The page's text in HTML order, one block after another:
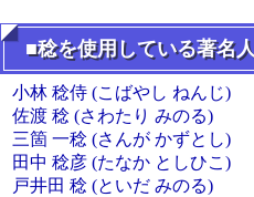
■稔を使用している著名人
小林 稔侍 (こばやし ねんじ)
佐渡 稔 (さわたり みのる)
三箇 一稔 (さんが かずとし)
田中 稔彦 (たなか としひこ)
戸井田 稔 (といだ みのる)